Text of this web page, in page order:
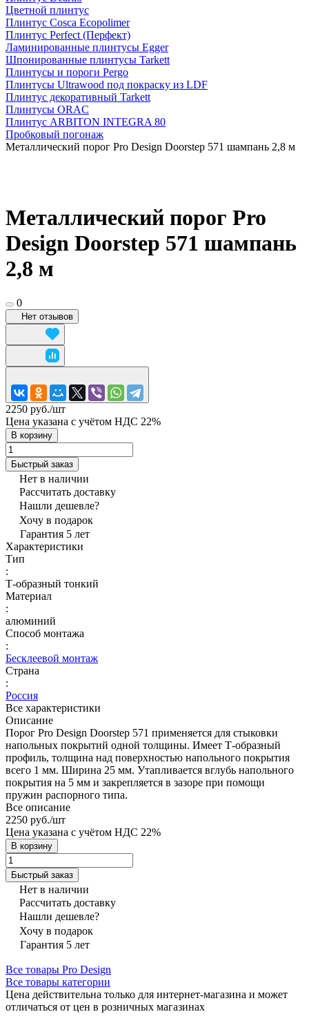
Цветной плинтус
Плинтус Cosca Ecopolimer
Плинтус Perfect (Перфект)
Ламинированные плинтусы Egger
Шпонированные плинтусы Tarkett
Плинтусы и пороги Pergo
Плинтусы Ultrawood под покраску из LDF
Плинтус декоративный Tarkett
Плинтусы ORAC
Плинтус ARBITON INTEGRA 80
Пробковый погонаж
Металлический порог Pro Design Doorstep 571 шампань 2,8 м
Металлический порог Pro
Design Doorstep 571 шампань
2,8 м
0
Нет отзывов
2250 руб./шт
Цена указана с учётом НДС 22%
В корзину
Быстрый заказ
Нет в наличии
Рассчитать доставку
Нашли дешевле?
Хочу в подарок
Гарантия 5 лет
Характеристики
Тип
:
Т-образный тонкий
Материал
:
алюминий
Способ монтажа
:
Бесклеевой монтаж
Страна
:
Россия
Все характеристики
Описание
Порог Pro Design Doorstep 571 применяется для стыковки
напольных покрытий одной толщины. Имеет Т-образный
профиль, толщина над поверхностью напольного покрытия
всего 1 мм. Ширина 25 мм. Утапливается вглубь напольного
покрытия на 5 мм и закрепляется в зазоре при помощи
пружин распорного типа.
Все описание
2250 руб./шт
Цена указана с учётом НДС 22%
В корзину
Быстрый заказ
Нет в наличии
Рассчитать доставку
Нашли дешевле?
Хочу в подарок
Гарантия 5 лет
Все товары Pro Design
Все товары категории
Цена действительна только для интернет-магазина и может
отличаться от цен в розничных магазинах